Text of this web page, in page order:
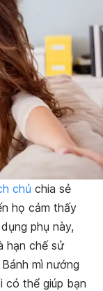
chủ chia sẻ
họ cảm thấy
phụ này,
hạn chế sử
mì nướng
có thể giúp bạn